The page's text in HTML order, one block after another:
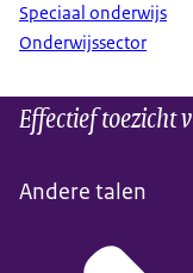
Speciaal onderwijs
Onderwijssector
Effectief toezicht
Andere talen